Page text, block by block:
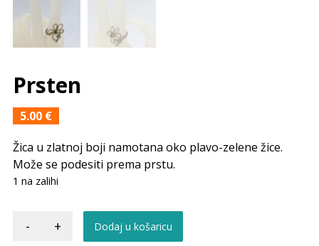
Prsten
5.00 €
Žica u zlatnoj boji namotana oko plavo-zelene žice.
Može se podesiti prema prstu.
1 na zalihi
- + Dodaj u košaricu